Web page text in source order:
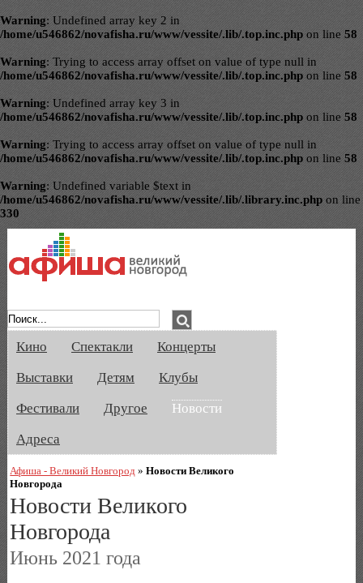
Warning: Undefined array key 2 in
/home/u546862/novafisha.ru/www/vessite/.lib/.top.inc.php on line 58
Warning: Trying to access array offset on value of type null in
/home/u546862/novafisha.ru/www/vessite/.lib/.top.inc.php on line 58
Warning: Undefined array key 3 in
/home/u546862/novafisha.ru/www/vessite/.lib/.top.inc.php on line 58
Warning: Trying to access array offset on value of type null in
/home/u546862/novafisha.ru/www/vessite/.lib/.top.inc.php on line 58
Warning: Undefined variable $text in
/home/u546862/novafisha.ru/www/vessite/.lib/.library.inc.php on line
330
Кино Спектакли
Концерты
Выставки
Детям
Клубы
Фестивали
Другое
Новости
Адреса
Афиша - Великий Новгород »Новости Великого
Новгорода
Новости Великого
Новгорода
Июнь 2021 года